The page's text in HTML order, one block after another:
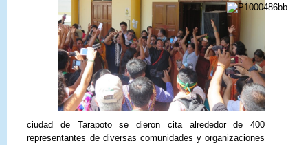
ciudad de Tarapoto se dieron cita alrededor de 400
representantes de diversas comunidades y organizaciones